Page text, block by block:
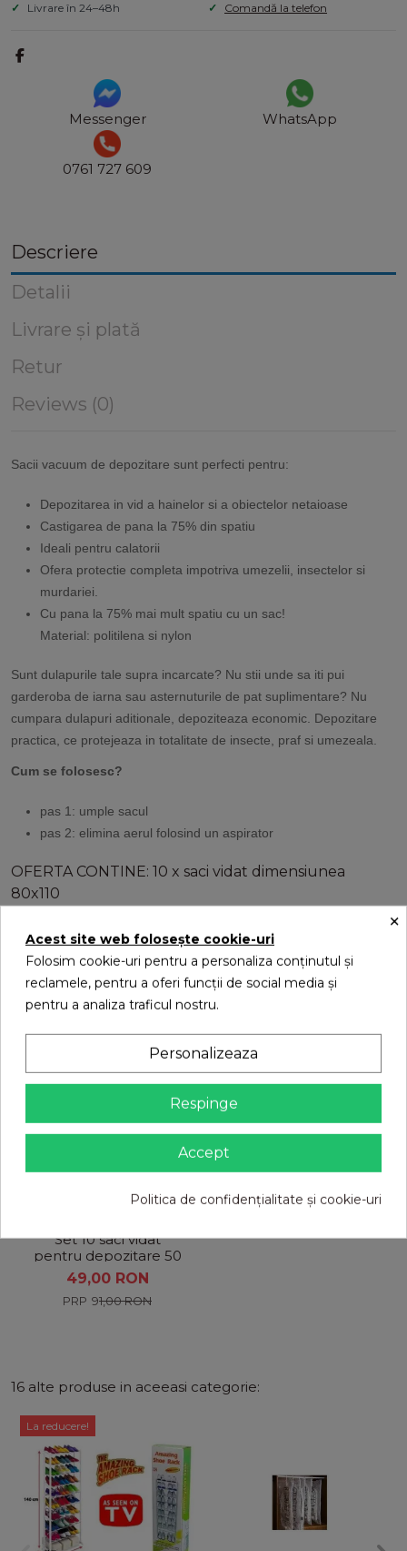
Livrare în 24–48h
Comandă la telefon
Messenger WhatsApp
0761 727 609
Descriere
Detalii
Livrare și plată
Retur
Reviews (0)
Sacii vacuum de depozitare sunt perfecti pentru:
Depozitarea in vid a hainelor si a obiectelor netaioase
Castigarea de pana la 75% din spatiu
Ideali pentru calatorii
Ofera protectie completa impotriva umezelii, insectelor si
murdariei.
Cu pana la 75% mai mult spatiu cu un sac!
Material: politilena si nylon
Sunt dulapurile tale supra incarcate? Nu stii unde sa iti pui
garderoba de iarna sau asternuturile de pat suplimentare? Nu
cumpara dulapuri aditionale, depoziteaza economic. Depozitare
practica, ce protejeaza in totalitate de insecte, praf si umezeala.
Cum se folosesc?
pas 1: umple sacul
pas 2: elimina aerul folosind un aspirator
OFERTA CONTINE: 10 x saci vidat dimensiunea
80x110
S-ar putea sa-ti placa
Set 10 saci vidat
pentru depozitare 50
x 60 cm
49,00 RON
91,00 RON
16 alte produse in aceeasi categorie:
La reducere!
×
Acest site web folosește cookie-uri
Folosim cookie-uri pentru a personaliza conținutul și
reclamele, pentru a oferi funcții de social media și
pentru a analiza traficul nostru.
Personalizeaza
Respinge
Accept
Politica de confidențialitate și cookie-uri